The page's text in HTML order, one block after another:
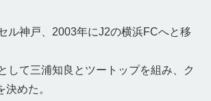
ル神戸、2003年にJ2の横浜FCへと移
して三浦知良とツートップを組み、ク
めた。